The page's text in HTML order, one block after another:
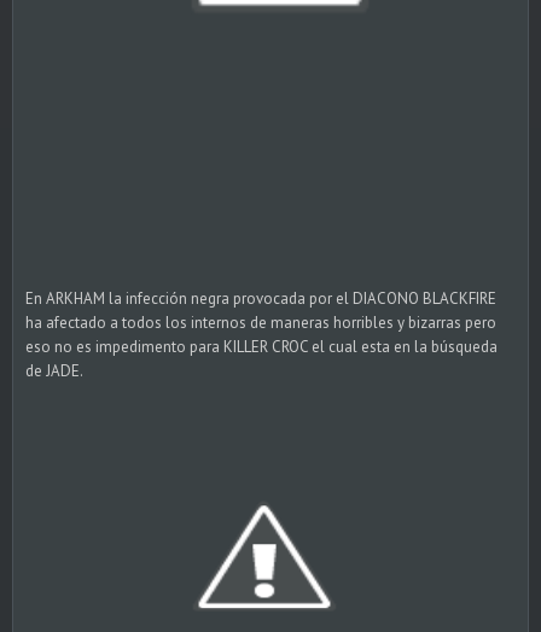
En ARKHAM la infección negra provocada por el DIACONO BLACKFIRE
ha afectado a todos los internos de maneras horribles y bizarras pero
eso no es impedimento para KILLER CROC el cual esta en la búsqueda
de JADE.